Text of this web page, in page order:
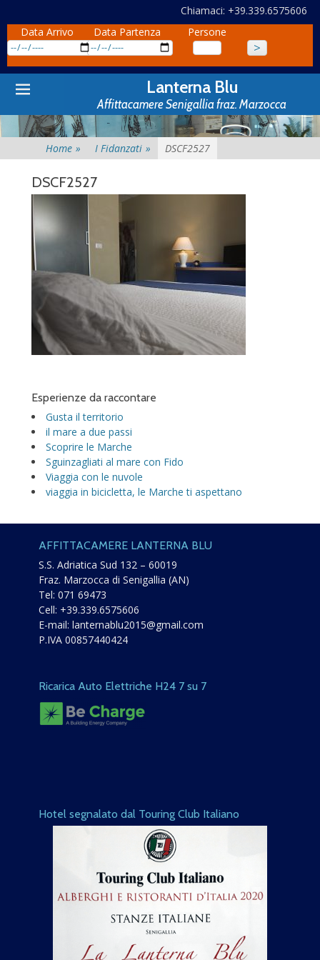
Chiamaci: +39.339.6575606
Data Arrivo
Data Partenza Persone
Primary
Menu
Skip
to
Lanterna Blu
Affittacamere Senigallia fraz. Marzocca
Home » I Fidanzati » DSCF2527
DSCF2527
Esperienze da raccontare
Gusta il territorio
il mare a due passi
Scoprire le Marche
Sguinzagliati al mare con Fido
Viaggia con le nuvole
viaggia in bicicletta, le Marche ti aspettano
AFFITTACAMERE LANTERNA BLU
S.S. Adriatica Sud 132 – 60019
Fraz. Marzocca di Senigallia (AN)
Tel: 071 69473
Cell: +39.339.6575606
E-mail: lanternablu2015@gmail.com
P.IVA 00857440424
Ricarica Auto Elettriche H24 7 su 7
Hotel segnalato dal Touring Club Italiano